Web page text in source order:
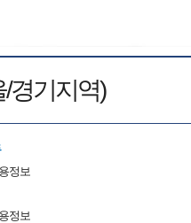
경기지역)
정보
정보